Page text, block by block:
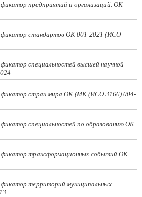
предприятий и организаций. ОК
стандартов ОК 001-2021 (ИСО
специальностей высшей научной
стран мира ОК (МК (ИСО 3166) 004-
специальностей по образованию ОК
трансформационных событий ОК
территорий муниципальных